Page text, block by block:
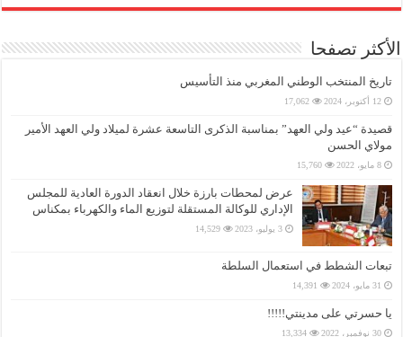
الأكثر تصفحا
تاريخ المنتخب الوطني المغربي منذ التأسيس
12 أكتوبر، 2024 17,062
قصيدة “عيد ولي العهد” بمناسبة الذكرى التاسعة عشرة لميلاد ولي العهد الأمير
مولاي الحسن
8 مايو، 2022 15,760
عرض لمحطات بارزة خلال انعقاد الدورة العادية للمجلس
الإداري للوكالة المستقلة لتوزيع الماء والكهرباء بمكناس
3 يوليو، 2023 14,529
تبعات الشطط في استعمال السلطة
31 مايو، 2024 14,391
يا حسرتي على مدينتي!!!!!
30 نوفمبر، 2022 13,334